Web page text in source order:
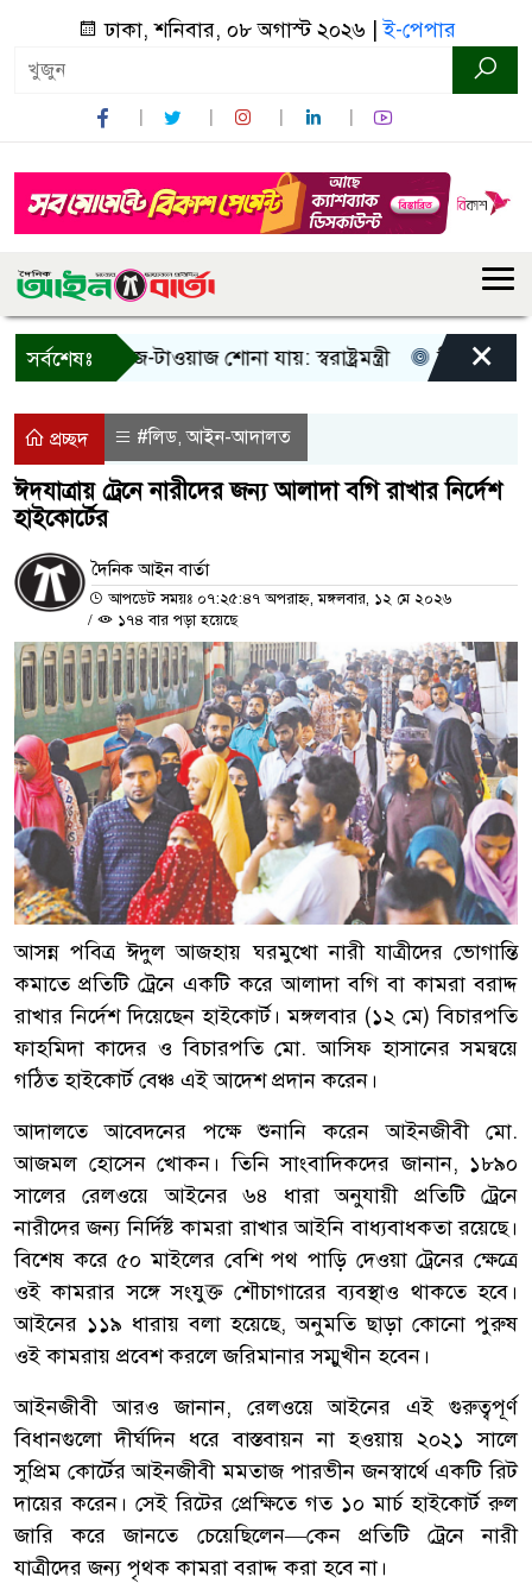
ঢাকা, শনিবার, ০৮ অগাস্ট ২০২৬ |ই-পেপার
সর্বশেষঃ
শুধু আওয়াজ-টাওয়াজ শোনা যায়: স্বরাষ্ট্রমন্ত্রী তিন দিনের
×
প্রচ্ছদ #লিড,আইন-আদালত
ঈদযাত্রায় ট্রেনে নারীদের জন্য আলাদা বগি রাখার নির্দেশ
হাইকোর্টের
দৈনিক আইন বার্তা
আপডেট সময়ঃ ০৭:২৫:৪৭ অপরাহ্ন, মঙ্গলবার, ১২ মে ২০২৬
/
১৭৪ বার পড়া হয়েছে
আসন্ন পবিত্র ঈদুল আজহায় ঘরমুখো নারী যাত্রীদের ভোগান্তি
কমাতে প্রতিটি ট্রেনে একটি করে আলাদা বগি বা কামরা বরাদ্দ
রাখার নির্দেশ দিয়েছেন হাইকোর্ট। মঙ্গলবার (১২ মে) বিচারপতি
ফাহমিদা কাদের ও বিচারপতি মো. আসিফ হাসানের সমন্বয়ে
গঠিত হাইকোর্ট বেঞ্চ এই আদেশ প্রদান করেন।
আদালতে আবেদনের পক্ষে শুনানি করেন আইনজীবী মো.
আজমল হোসেন খোকন। তিনি সাংবাদিকদের জানান, ১৮৯০
সালের রেলওয়ে আইনের ৬৪ ধারা অনুযায়ী প্রতিটি ট্রেনে
নারীদের জন্য নির্দিষ্ট কামরা রাখার আইনি বাধ্যবাধকতা রয়েছে।
বিশেষ করে ৫০ মাইলের বেশি পথ পাড়ি দেওয়া ট্রেনের ক্ষেত্রে
ওই কামরার সঙ্গে সংযুক্ত শৌচাগারের ব্যবস্থাও থাকতে হবে।
আইনের ১১৯ ধারায় বলা হয়েছে, অনুমতি ছাড়া কোনো পুরুষ
ওই কামরায় প্রবেশ করলে জরিমানার সম্মুখীন হবেন।
আইনজীবী আরও জানান, রেলওয়ে আইনের এই গুরুত্বপূর্ণ
বিধানগুলো দীর্ঘদিন ধরে বাস্তবায়ন না হওয়ায় ২০২১ সালে
সুপ্রিম কোর্টের আইনজীবী মমতাজ পারভীন জনস্বার্থে একটি রিট
দায়ের করেন। সেই রিটের প্রেক্ষিতে গত ১০ মার্চ হাইকোর্ট রুল
জারি করে জানতে চেয়েছিলেন—কেন প্রতিটি ট্রেনে নারী
যাত্রীদের জন্য পৃথক কামরা বরাদ্দ করা হবে না।